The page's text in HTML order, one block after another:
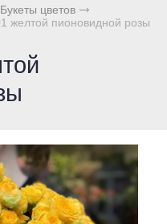
Букеты цветов
желтой пионовидной розы